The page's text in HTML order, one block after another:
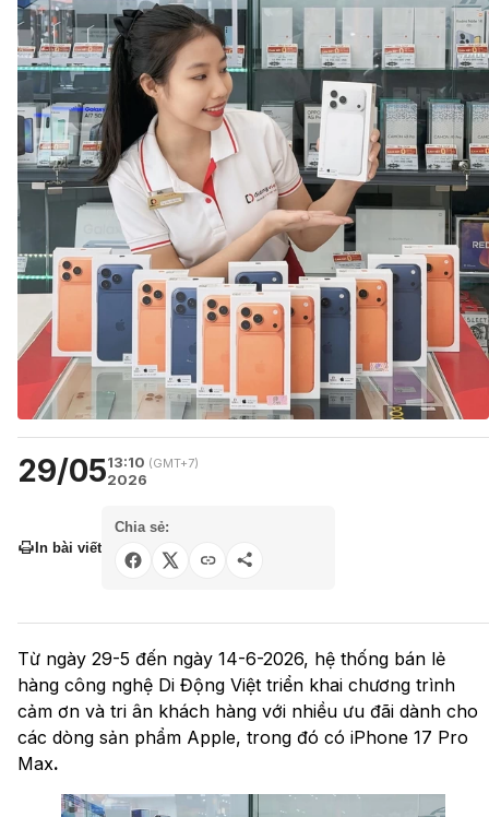
29/0513:10 (GMT+7)
2026
In bài viết
Chia sẻ:
Từ ngày 29-5 đến ngày 14-6-2026, hệ thống bán lẻ
hàng công nghệ Di Động Việt triển khai chương trình
cảm ơn và tri ân khách hàng với nhiều ưu đãi dành cho
các dòng sản phẩm Apple, trong đó có iPhone 17 Pro
Max.